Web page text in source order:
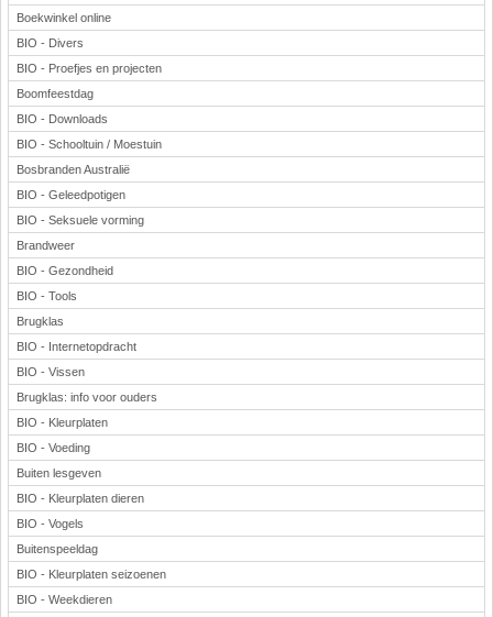
Boekwinkel online
BIO - Divers
BIO - Proefjes en projecten
Boomfeestdag
BIO - Downloads
BIO - Schooltuin / Moestuin
Bosbranden Australië
BIO - Geleedpotigen
BIO - Seksuele vorming
Brandweer
BIO - Gezondheid
BIO - Tools
Brugklas
BIO - Internetopdracht
BIO - Vissen
Brugklas: info voor ouders
BIO - Kleurplaten
BIO - Voeding
Buiten lesgeven
BIO - Kleurplaten dieren
BIO - Vogels
Buitenspeeldag
BIO - Kleurplaten seizoenen
BIO - Weekdieren